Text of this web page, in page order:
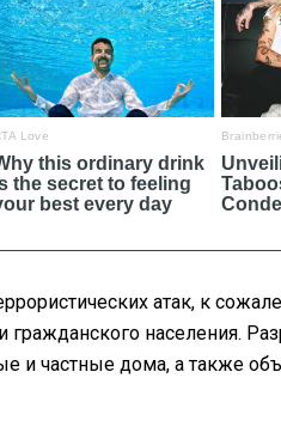
атак, к
гражданского населения.
и частные дома, а также